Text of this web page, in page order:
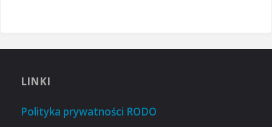
LINKI
Polityka prywatności RODO